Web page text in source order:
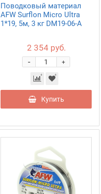
Поводковый материал
AFW Surflon Micro Ultra
1*19, 5м, 3 кг DM19-06-A
2 354 руб.
+
-
Купить